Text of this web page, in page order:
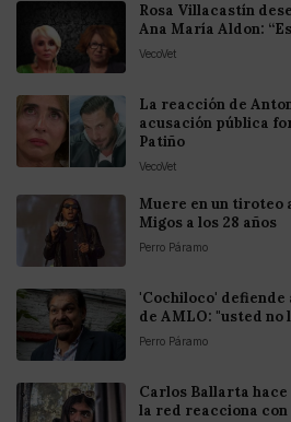
Rosa Villacastín
Ana María Aldon:
VecoVet
La reacción de
acusación pública
Patiño
VecoVet
Muere en un tiroteo
Migos a los 28 años
Perro Páramo
'Cochiloco'
de AMLO: "usted no
Perro Páramo
Carlos Ballarta
la red reacciona con